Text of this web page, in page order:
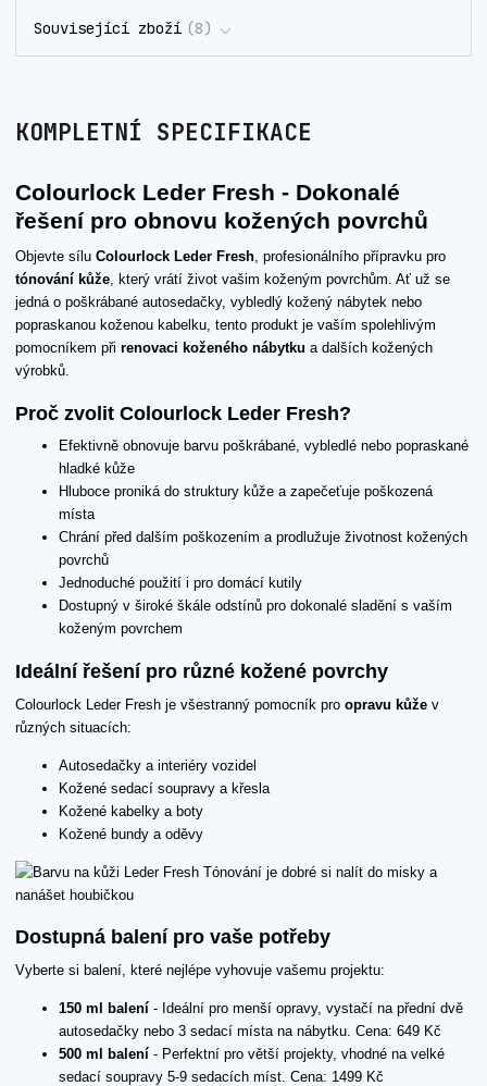
Související zboží 8
KOMPLETNÍ SPECIFIKACE
Colourlock Leder Fresh - Dokonalé
řešení pro obnovu kožených povrchů
Objevte sílu Colourlock Leder Fresh, profesionálního přípravku pro
tónování kůže, který vrátí život vašim koženým povrchům. Ať už se
jedná o poškrábané autosedačky, vybledlý kožený nábytek nebo
popraskanou koženou kabelku, tento produkt je vaším spolehlivým
pomocníkem při renovaci koženého nábytku a dalších kožených
výrobků.
Proč zvolit Colourlock Leder Fresh?
Efektivně obnovuje barvu poškrábané, vybledlé nebo popraskané
hladké kůže
Hluboce proniká do struktury kůže a zapečeťuje poškozená
místa
Chrání před dalším poškozením a prodlužuje životnost kožených
povrchů
Jednoduché použití i pro domácí kutily
Dostupný v široké škále odstínů pro dokonalé sladění s vaším
koženým povrchem
Ideální řešení pro různé kožené povrchy
Colourlock Leder Fresh je všestranný pomocník pro opravu kůže v
různých situacích:
Autosedačky a interiéry vozidel
Kožené sedací soupravy a křesla
Kožené kabelky a boty
Kožené bundy a oděvy
Dostupná balení pro vaše potřeby
Vyberte si balení, které nejlépe vyhovuje vašemu projektu:
150 ml balení - Ideální pro menší opravy, vystačí na přední dvě
autosedačky nebo 3 sedací místa na nábytku. Cena: 649 Kč
500 ml balení - Perfektní pro větší projekty, vhodné na velké
sedací soupravy 5-9 sedacích míst. Cena: 1499 Kč